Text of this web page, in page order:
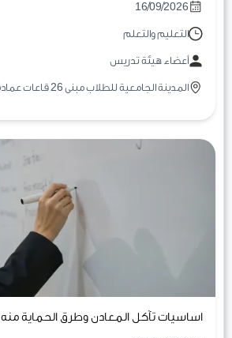
16/09/2026
التعليم والتعلم
أعضاء هيئة تدريس
المدينة الجامعية للطلاب مبنى 26 قاعات عمادة تطوير المهارات
اساسيات تآكل المعادن وطرق الحماية منه